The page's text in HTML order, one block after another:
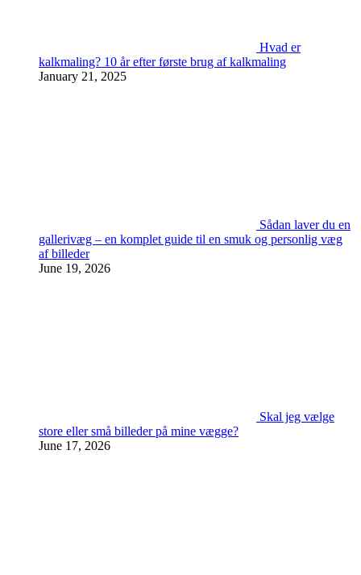
Hvad er
kalkmaling? 10 år efter første brug af kalkmaling
January 21, 2025
Sådan laver du en
gallerivæg – en komplet guide til en smuk og personlig væg
af billeder
June 19, 2026
Skal jeg vælge
store eller små billeder på mine vægge?
June 17, 2026